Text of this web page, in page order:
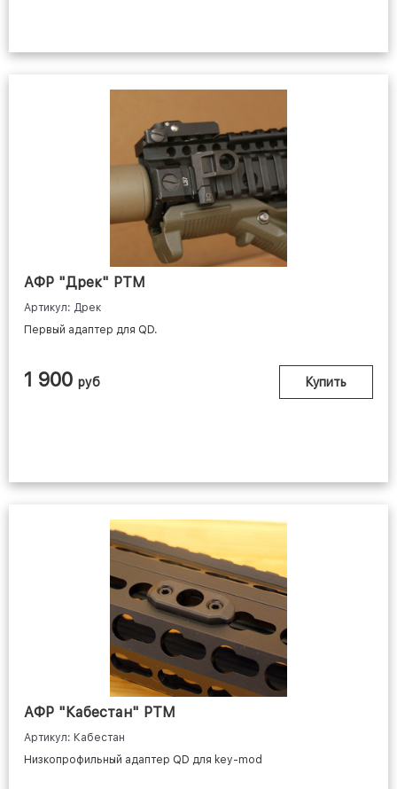
АФР "Дрек" РТМ
Артикул: Дрек
Первый адаптер для QD.
1 900 руб Купить
АФР "Кабестан" РТМ
Артикул: Кабестан
Низкопрофильный адаптер QD для key-mod